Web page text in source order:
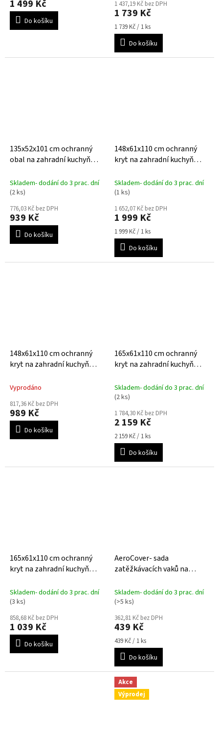
1 499 Kč
Do košíku
1 437,19 Kč bez DPH
1 739 Kč
Měrná
cena:
1 739 Kč / 1 ks
Do košíku
135x52x101 cm ochranný
obal na zahradní kuchyň
Skladem- dodání do 3 prac. dní
(2 ks)
776,03 Kč bez DPH
939 Kč
Do košíku
148x61x110 cm ochranný
kryt na zahradní kuchyň
Skladem- dodání do 3 prac. dní
(1 ks)
1 652,07 Kč bez DPH
1 999 Kč
Měrná
cena:
1 999 Kč / 1 ks
Do košíku
148x61x110 cm ochranný
kryt na zahradní kuchyň
Vyprodáno
817,36 Kč bez DPH
989 Kč
Do košíku
165x61x110 cm ochranný
kryt na zahradní kuchyň
Skladem- dodání do 3 prac. dní
(2 ks)
1 784,30 Kč bez DPH
2 159 Kč
Měrná
cena:
2 159 Kč / 1 ks
Do košíku
165x61x110 cm ochranný
kryt na zahradní kuchyň
Skladem- dodání do 3 prac. dní
(3 ks)
858,68 Kč bez DPH
1 039 Kč
Do košíku
AeroCover- sada
zatěžkávacích vaků na
Skladem- dodání do 3 prac. dní
(>5 ks)
362,81 Kč bez DPH
439 Kč
Měrná
cena:
439 Kč / 1 ks
Do košíku
Akce
Výprodej